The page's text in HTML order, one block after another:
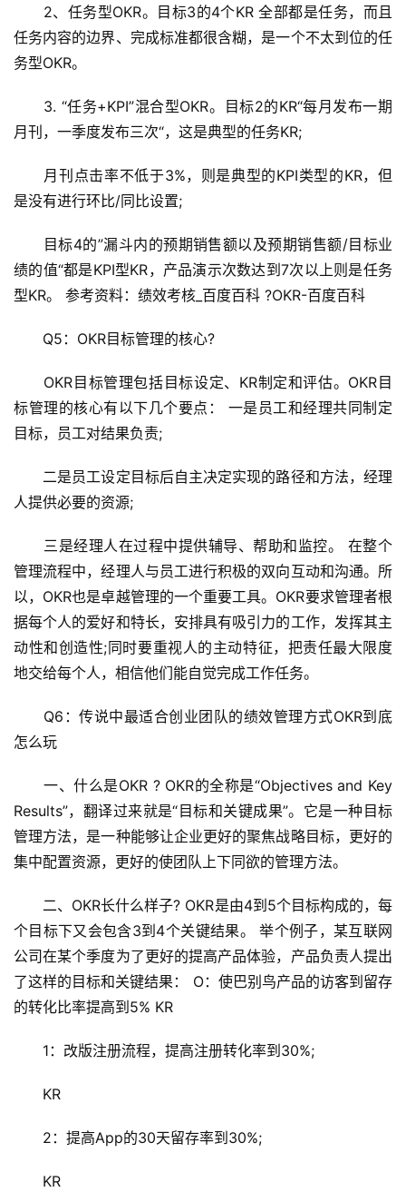
2、任务型OKR。目标3的4个KR 全部都是任务，而且
任务内容的边界、完成标准都很含糊，是一个不太到位的任
务型OKR。
3. “任务+KPI”混合型OKR。目标2的KR“每月发布一期
月刊，一季度发布三次“，这是典型的任务KR;
月刊点击率不低于3%，则是典型的KPI类型的KR，但
是没有进行环比/同比设置;
目标4的”漏斗内的预期销售额以及预期销售额/目标业
绩的值“都是KPI型KR，产品演示次数达到7次以上则是任务
型KR。 参考资料：绩效考核_百度百科 ?OKR-百度百科
Q5：OKR目标管理的核心?
OKR目标管理包括目标设定、KR制定和评估。OKR目
标管理的核心有以下几个要点： 一是员工和经理共同制定
目标，员工对结果负责;
二是员工设定目标后自主决定实现的路径和方法，经理
人提供必要的资源;
三是经理人在过程中提供辅导、帮助和监控。 在整个
管理流程中，经理人与员工进行积极的双向互动和沟通。所
以，OKR也是卓越管理的一个重要工具。OKR要求管理者根
据每个人的爱好和特长，安排具有吸引力的工作，发挥其主
动性和创造性;同时要重视人的主动特征，把责任最大限度
地交给每个人，相信他们能自觉完成工作任务。
Q6：传说中最适合创业团队的绩效管理方式OKR到底
怎么玩
一、什么是OKR ? OKR的全称是“Objectives and Key
Results”，翻译过来就是“目标和关键成果”。它是一种目标
管理方法，是一种能够让企业更好的聚焦战略目标，更好的
集中配置资源，更好的使团队上下同欲的管理方法。
二、OKR长什么样子? OKR是由4到5个目标构成的，每
个目标下又会包含3到4个关键结果。 举个例子，某互联网
公司在某个季度为了更好的提高产品体验，产品负责人提出
了这样的目标和关键结果： O：使巴别鸟产品的访客到留存
的转化比率提高到5% KR
1：改版注册流程，提高注册转化率到30%;
KR
2：提高App的30天留存率到30%;
KR